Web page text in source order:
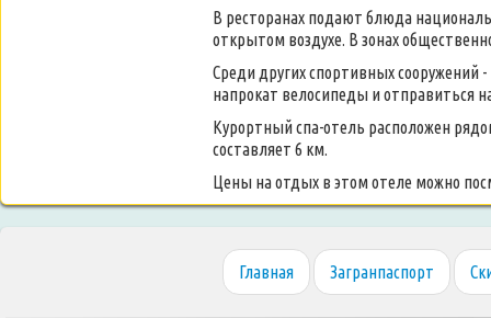
В ресторанах подают блюда
открытом воздухе. В зонах
Среди других спортивных сооружений
напрокат велосипеды и отправиться
Курортный спа-отель расположен
составляет 6 км.
Цены на отдых в этом отеле можно
Главная Загранпаспорт